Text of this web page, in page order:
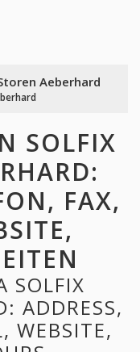
Aeberhard
SOLFIX
FAX,
SOLFIX
ADDRESS,
WEBSITE,